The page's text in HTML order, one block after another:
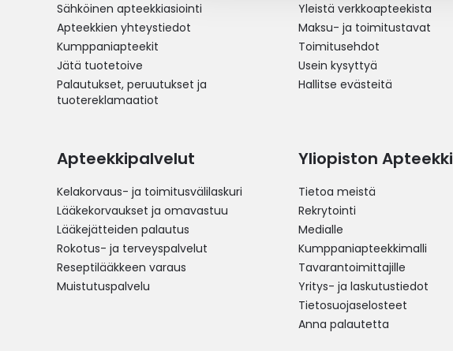
Sähköinen apteekkiasiointi
Apteekkien yhteystiedot
Kumppaniapteekit
Jätä tuotetoive
Palautukset, peruutukset ja
tuotereklamaatiot
Yleistä verkkoapteekista
Maksu- ja toimitustavat
Toimitusehdot
Usein kysyttyä
Hallitse evästeitä
Apteekkipalvelut
Kelakorvaus- ja toimitusvälilaskuri
Lääkekorvaukset ja omavastuu
Lääkejätteiden palautus
Rokotus- ja terveyspalvelut
Reseptilääkkeen varaus
Muistutuspalvelu
Yliopiston Apteekki
Tietoa meistä
Rekrytointi
Medialle
Kumppaniapteekkimalli
Tavarantoimittajille
Yritys- ja laskutustiedot
Tietosuojaselosteet
Anna palautetta